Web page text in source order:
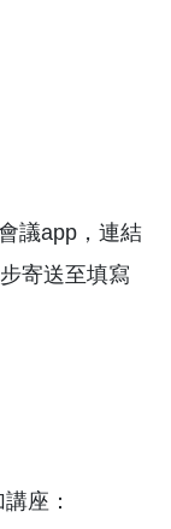
議app，連結
寄送至填寫
座：